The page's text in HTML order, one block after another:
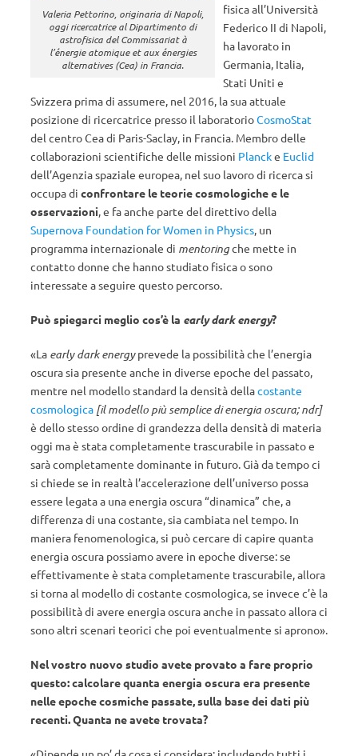
Valeria Pettorino, originaria di Napoli,
oggi ricercatrice al Dipartimento di
astrofisica del Commissariat à
l’énergie atomique et aux énergies
alternatives (Cea) in Francia.
fisica all’Università
Federico II di Napoli,
ha lavorato in
Germania, Italia,
Stati Uniti e
Svizzera prima di assumere, nel 2016, la sua attuale
posizione di ricercatrice presso il laboratorioCosmoStat
del centro Cea di Paris-Saclay, in Francia. Membro delle
collaborazioni scientifiche delle missioni Plancke Euclid
dell’Agenzia spaziale europea, nel suo lavoro di ricerca si
occupa di confrontare le teorie cosmologiche e le
osservazioni, e fa anche parte del direttivo della
Supernova Foundation for Women in Physics, un
programma internazionale di mentoringche mette in
contatto donne che hanno studiato fisica o sono
interessate a seguire questo percorso.
Può spiegarci meglio cos’è la early dark energy?
«La early dark energyprevede la possibilità che l’energia
oscura sia presente anche in diverse epoche del passato,
mentre nel modello standard la densità dellacostante
cosmologica [il modello più semplice di energia oscura; ndr]
è dello stesso ordine di grandezza della densità di materia
oggi ma è stata completamente trascurabile in passato e
sarà completamente dominante in futuro. Già da tempo ci
si chiede se in realtà l’accelerazione dell’universo possa
essere legata a una energia oscura “dinamica” che, a
differenza di una costante, sia cambiata nel tempo. In
maniera fenomenologica, si può cercare di capire quanta
energia oscura possiamo avere in epoche diverse: se
effettivamente è stata completamente trascurabile, allora
si torna al modello di costante cosmologica, se invece c’è la
possibilità di avere energia oscura anche in passato allora ci
sono altri scenari teorici che poi eventualmente si aprono».
Nel vostro nuovo studio avete provato a fare proprio
questo: calcolare quanta energia oscura era presente
nelle epoche cosmiche passate, sulla base dei dati più
recenti. Quanta ne avete trovata?